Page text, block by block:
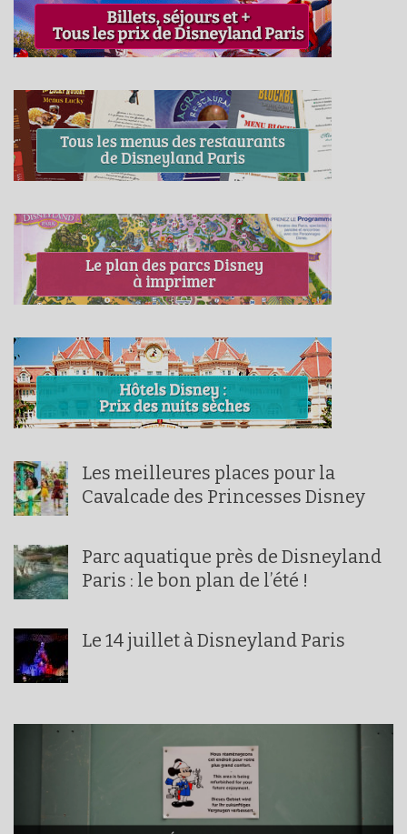
Les meilleures places pour la
Cavalcade des Princesses Disney
Parc aquatique près de Disneyland
Paris : le bon plan de l’été !
Le 14 juillet à Disneyland Paris